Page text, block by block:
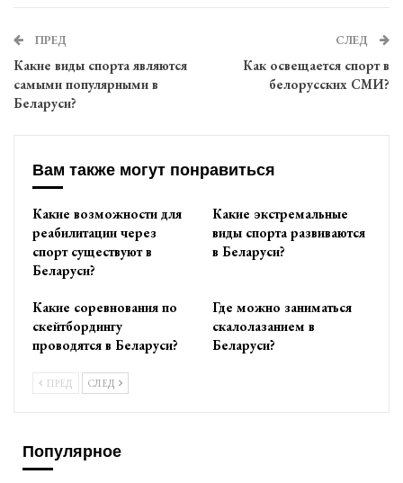
ПРЕД
Какие виды спорта являются
самыми популярными в
Беларуси?
СЛЕД
Как освещается спорт в
белорусских СМИ?
Вам также могут понравиться
Какие возможности для
реабилитации через
спорт существуют в
Беларуси?
Какие экстремальные
виды спорта развиваются
в Беларуси?
Какие соревнования по
скейтбордингу
проводятся в Беларуси?
Где можно заниматься
скалолазанием в
Беларуси?
ПРЕД СЛЕД
Популярное